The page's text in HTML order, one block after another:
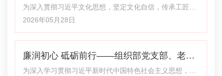
党性教育、组织工作实践紧密融合。周俊杰同志、王威栋
同志与李仕旋同志围绕《中华人民共和国民法典（草
党支部与信息技术处党支部联合开展主题党
日活动
为深入贯彻习近平文化思想，坚定文化自信，传承工匠精
神，5月27日下午，组织部党支部、信息技术处党支部联
合开展主题党日活动。全体党员走进读者博物馆，探寻
锤炼党性。副校（院）长张诤参加。 活动现场，全体党员
佩戴党员徽章、有序入场，在讲解员的引导下逐一参观读
2026年05月28日
廉润初心 砥砺前行——组织部党支部、老干
部处党支部和交流合作处党支部联合开展廉
为深入学习贯彻习近平新时代中国特色社会主义思想，推